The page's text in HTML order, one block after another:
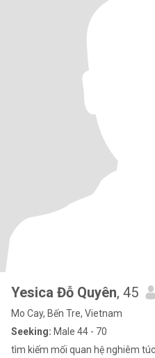
Yesica Đỗ Quyên, 45
Mo Cay, Bến Tre, Vietnam
Seeking: Male 44 - 70
tìm kiếm mối quan hệ nghiêm